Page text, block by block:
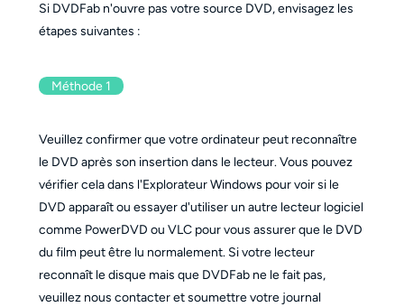
Si DVDFab n'ouvre pas votre source DVD, envisagez les
étapes suivantes :
Méthode 1
Veuillez confirmer que votre ordinateur peut reconnaître
le DVD après son insertion dans le lecteur. Vous pouvez
vérifier cela dans l'Explorateur Windows pour voir si le
DVD apparaît ou essayer d'utiliser un autre lecteur logiciel
comme PowerDVD ou VLC pour vous assurer que le DVD
du film peut être lu normalement. Si votre lecteur
reconnaît le disque mais que DVDFab ne le fait pas,
veuillez nous contacter et soumettre votre journal